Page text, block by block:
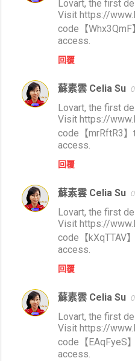
Lovart, the first
Visit https://
code【
access.
回覆
蘇素雲 Celia Su
Lovart, the first
Visit https://
code【mrRftR3
access.
回覆
蘇素雲 Celia Su
Lovart, the first
Visit https://
code【kXqTTAV
access.
回覆
蘇素雲 Celia Su
Lovart, the first
Visit https://
code【EAqFyeS
access.